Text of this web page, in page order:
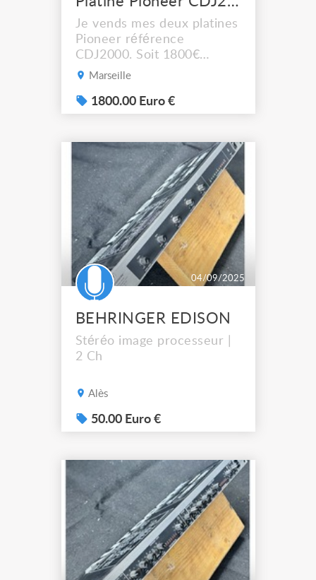
Je vends mes deux platines
Pioneer référence
CDJ2000. Soit 1800€
l'ensemble, soit 950€ à
place Marseille 13015
Marseille
1800.00 Euro €
04/09/2025
BEHRINGER EDISON
Stéréo image processeur |
2 Ch
Alès
50.00 Euro €